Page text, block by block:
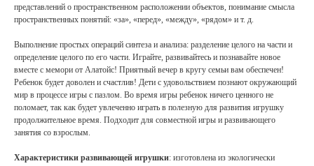
представлений о пространственном расположении объектов, понимание смысла
пространственных понятий: «за», «перед», «между», «рядом» и т. д.
Выполнение простых операций синтеза и анализа: разделение целого на части и
определение целого по его части. Играйте, развивайтесь и познавайте новое
вместе с мемори от Алатойс! Приятный вечер в кругу семьи вам обеспечен!
Ребенок будет доволен и счастлив! Дети с удовольствием познают окружающий
мир в процессе игры с пазлом. Во время игры ребенок ничего ценного не
поломает, так как будет увлеченно играть в полезную для развития игрушку
продолжительное время. Подходит для совместной игры и развивающего
занятия со взрослым.
Характеристики развивающей игрушки: изготовлена из экологически